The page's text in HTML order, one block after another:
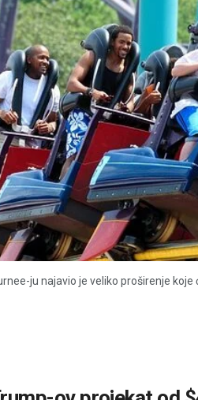
ju najavio je veliko proširenje